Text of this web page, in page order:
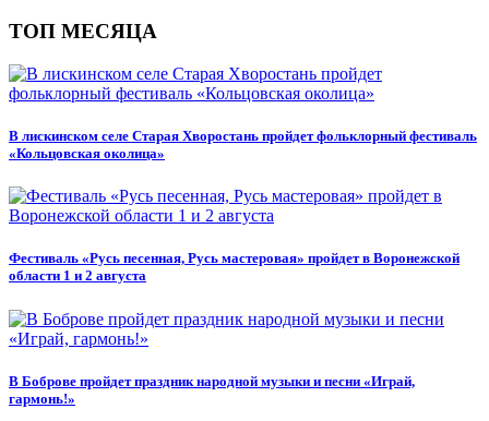
ТОП МЕСЯЦА
В лискинском селе Старая Хворостань пройдет фольклорный фестиваль
«Кольцовская околица»
Фестиваль «Русь песенная, Русь мастеровая» пройдет в Воронежской
области 1 и 2 августа
В Боброве пройдет праздник народной музыки и песни «Играй,
гармонь!»